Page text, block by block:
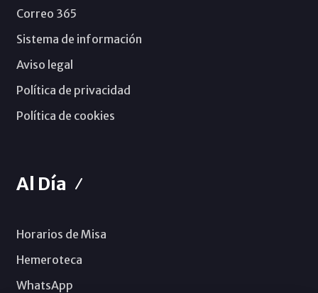
Correo 365
Sistema de información
Aviso legal
Política de privacidad
Política de cookies
Al Día
Horarios de Misa
Hemeroteca
WhatsApp